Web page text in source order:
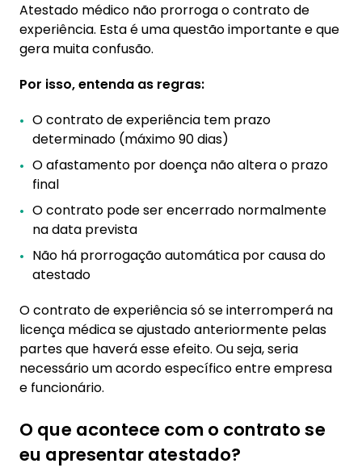
Atestado médico não prorroga o contrato de
experiência. Esta é uma questão importante e que
gera muita confusão.
Por isso, entenda as regras:
O contrato de experiência tem prazo
determinado (máximo 90 dias)
O afastamento por doença não altera o prazo
final
O contrato pode ser encerrado normalmente
na data prevista
Não há prorrogação automática por causa do
atestado
O contrato de experiência só se interromperá na
licença médica se ajustado anteriormente pelas
partes que haverá esse efeito. Ou seja, seria
necessário um acordo específico entre empresa
e funcionário.
O que acontece com o contrato se
eu apresentar atestado?